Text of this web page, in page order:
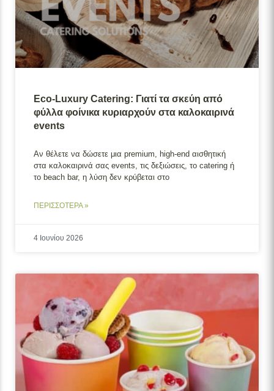
Eco-Luxury Catering: Γιατί τα σκεύη από
φύλλα φοίνικα κυριαρχούν στα καλοκαιρινά
events
Αν θέλετε να δώσετε μια premium, high-end αισθητική
στα καλοκαιρινά σας events, τις δεξιώσεις, το catering ή
το beach bar, η λύση δεν κρύβεται στο
ΠΕΡΙΣΣΟΤΕΡΑ »
4 Ιουνίου 2026